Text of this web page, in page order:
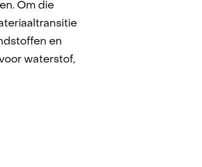
Om die
en
waterstof,